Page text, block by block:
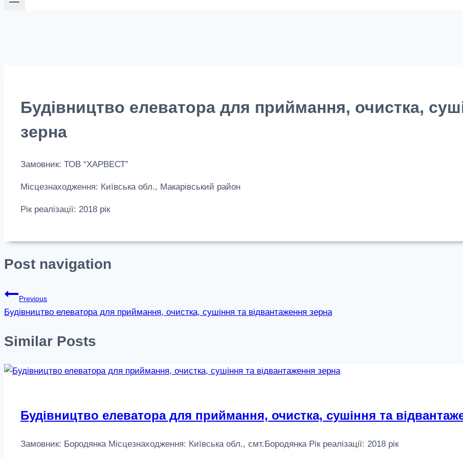
Будівництво елеватора для приймання, очистка,
зерна
Замовник: ТОВ “ХАРВЕСТ”
Місцезнаходження: Київська обл., Макарівський район
Рік реалізації: 2018 рік
Post navigation
Previous
Будівництво елеватора для приймання, очистка, сушіння та відвантаження зерна
Similar Posts
Будівництво елеватора для приймання, очистка, сушіння та
Замовник: Бородянка Місцезнаходження: Київська обл., смт.Бородянка Рік реалізації: 2018 рік